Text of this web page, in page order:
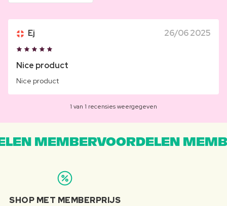
Ej 26/06 2025
Nice product
Nice product
1 van 1 recensies weergegeven
MEMBERVOORDELEN
SHOP MET MEMBERPRIJS